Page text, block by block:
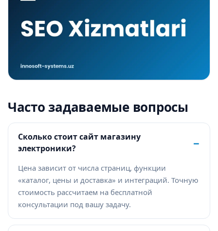
Часто задаваемые вопросы
Сколько стоит сайт магазину
электроники?
−
Цена зависит от числа страниц, функции
«каталог, цены и доставка» и интеграций. Точную
стоимость рассчитаем на бесплатной
консультации под вашу задачу.